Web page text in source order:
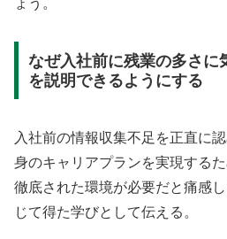
ょう。
なぜ入社前に残業の多さに
を説明できるようにする
入社前の情報収集不足を正直に
身のキャリアプランを実現する
徹底された環境が必要だと痛感
じて得た学びとして伝える。